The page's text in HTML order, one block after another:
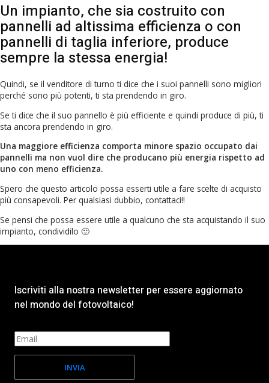
Un impianto, che sia costruito con
pannelli ad altissima efficienza o con
pannelli di taglia inferiore, produce
sempre la stessa energia!
Quindi, se il venditore di turno ti dice che i suoi pannelli sono migliori
perché sono più potenti, ti sta prendendo in giro.
Se ti dice che il suo pannello è più efficiente e quindi produce di più, ti
sta ancora prendendo in giro.
Una maggiore efficienza comporta minore spazio occupato dai
pannelli ma non vuol dire che producano più energia rispetto ad
uno con meno efficienza.
Spero che questo articolo possa esserti utile a fare scelte di acquisto
più consapevoli. Per qualsiasi dubbio, contattaci!!
Se pensi che possa essere utile a qualcuno che sta acquistando il suo
impianto, condividilo 🙂
Iscriviti alla nostra newsletter per essere aggiornato
nel mondo del fotovoltaico!
INVIA